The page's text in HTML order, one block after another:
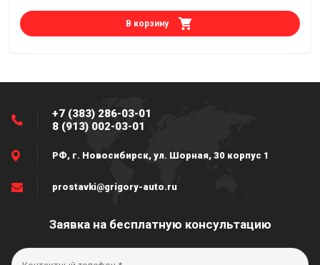
В корзину
+7 (383) 286-03-01
8 (913) 002-03-01
РФ, г. Новосибирск, ул. Шорная, 30 корпус 1
prostavki@grigory-auto.ru
Заявка на бесплатную консультацию